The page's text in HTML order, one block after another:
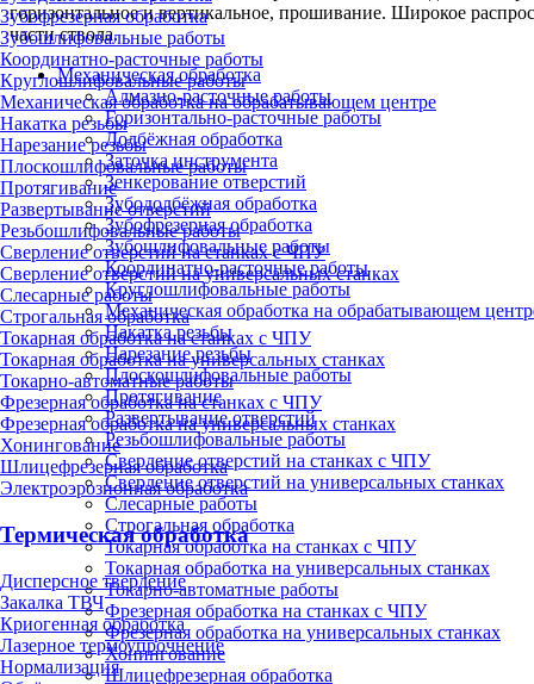
Зубофрезерная обработка
Зубошлифовальные работы
Координатно-расточные работы
Круглошлифовальные работы
Механическая обработка на обрабатывающем центре
Накатка резьбы
Нарезание резьбы
Плоскошлифовальные работы
Протягивание
Развертывание отверстий
Резьбошлифовальные работы
Сверление отверстий на станках с ЧПУ
Сверление отверстий на универсальных станках
Слесарные работы
Строгальная обработка
Токарная обработка на станках с ЧПУ
Токарная обработка на универсальных станках
Токарно-автоматные работы
Фрезерная обработка на станках с ЧПУ
Фрезерная обработка на универсальных станках
Хонингование
Шлицефрезерная обработка
Электроэрозионная обработка
Термическая обработка
Дисперсное твердение
Закалка ТВЧ
Криогенная обработка
Лазерное термоупрочнение
Нормализация
горизонтальное и вертикальное, прошивание. Широкое
части ствола.
Механическая обработка
Алмазно-расточные работы
Горизонтально-расточные работы
Долбёжная обработка
Заточка инструмента
Зенкерование отверстий
Зубодолбёжная обработка
Зубофрезерная обработка
Зубошлифовальные работы
Координатно-расточные работы
Круглошлифовальные работы
Механическая обработка на обрабатывающем
Накатка резьбы
Нарезание резьбы
Плоскошлифовальные работы
Протягивание
Развертывание отверстий
Резьбошлифовальные работы
Сверление отверстий на станках с ЧПУ
Сверление отверстий на универсальных станках
Слесарные работы
Строгальная обработка
Токарная обработка на станках с ЧПУ
Токарная обработка на универсальных станках
Токарно-автоматные работы
Фрезерная обработка на станках с ЧПУ
Фрезерная обработка на универсальных станках
Хонингование
Шлицефрезерная обработка